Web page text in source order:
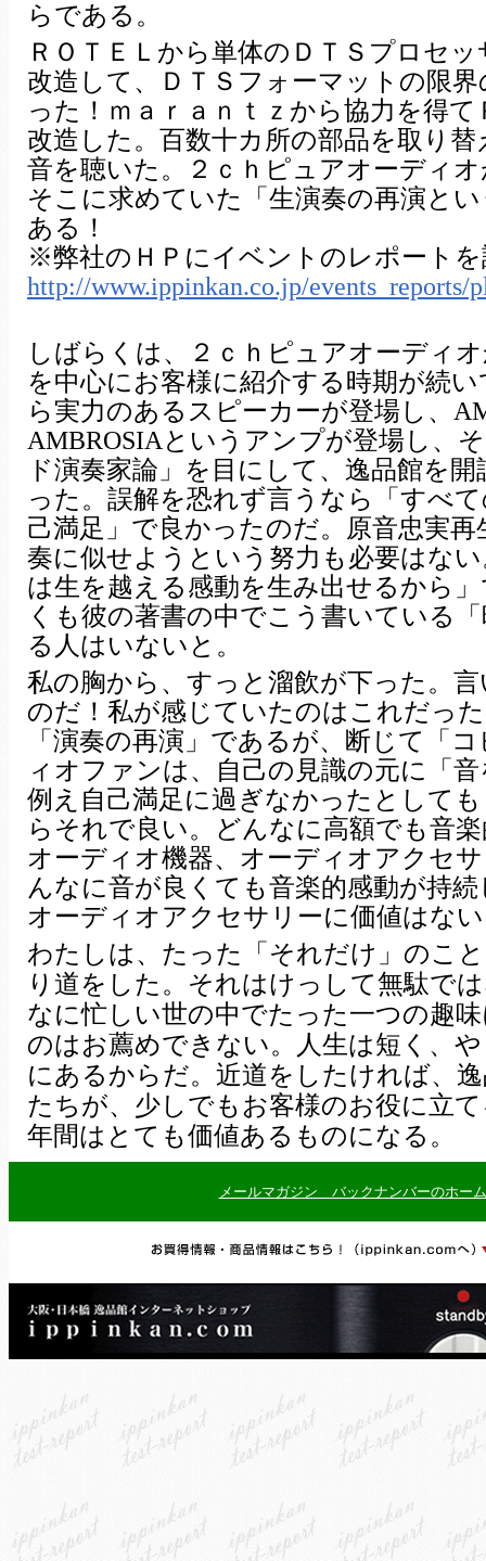
らである。
ＲＯＴＥＬから単体のＤＴＳプロセ
改造して、ＤＴＳフォーマットの限
った！ｍａｒａｎｔｚから協力を得
改造した。百数十カ所の部品を取り
音を聴いた。２ｃｈピュアオーディ
そこに求めていた「生演奏の再演と
ある！
※弊社のＨＰにイベントのレポート
http://www.ippinkan.co.jp/events_reports/
しばらくは、２ｃｈピュアオーディ
を中心にお客様に紹介する時期が続
ら実力のあるスピーカーが登場し、
AMBROSIAというアンプが登場し、
ド演奏家論」を目にして、逸品館を
った。誤解を恐れず言うなら「すべ
己満足」で良かったのだ。原音忠実
奏に似せようという努力も必要はな
は生を越える感動を生み出せるから
くも彼の著書の中でこう書いている
る人はいないと。
私の胸から、すっと溜飲が下った。
のだ！私が感じていたのはこれだっ
「演奏の再演」であるが、断じて「
ィオファンは、自己の見識の元に「
例え自己満足に過ぎなかったとして
らそれで良い。どんなに高額でも音
オーディオ機器、オーディオアクセ
んなに音が良くても音楽的感動が持
オーディオアクセサリーに価値はな
わたしは、たった「それだけ」のこ
り道をした。それはけっして無駄で
なに忙しい世の中でたった一つの趣
のはお薦めできない。人生は短く、
にあるからだ。近道をしたければ、
たちが、少しでもお客様のお役に立
年間はとても価値あるものになる。
メールマガジン バックナンバーのホー